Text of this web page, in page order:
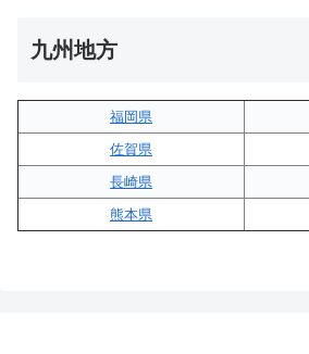
九州地方
福岡県
佐賀県
長崎県
熊本県